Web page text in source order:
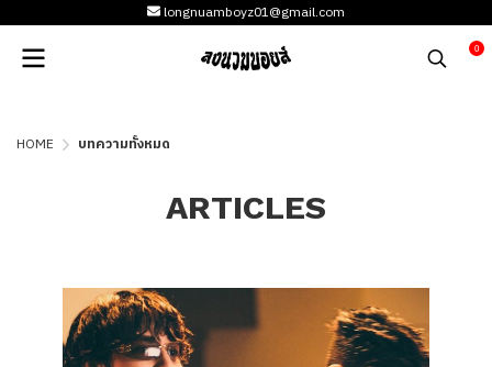
longnuamboyz01@gmail.com
0
HOME บทความทั้งหมด
ARTICLES